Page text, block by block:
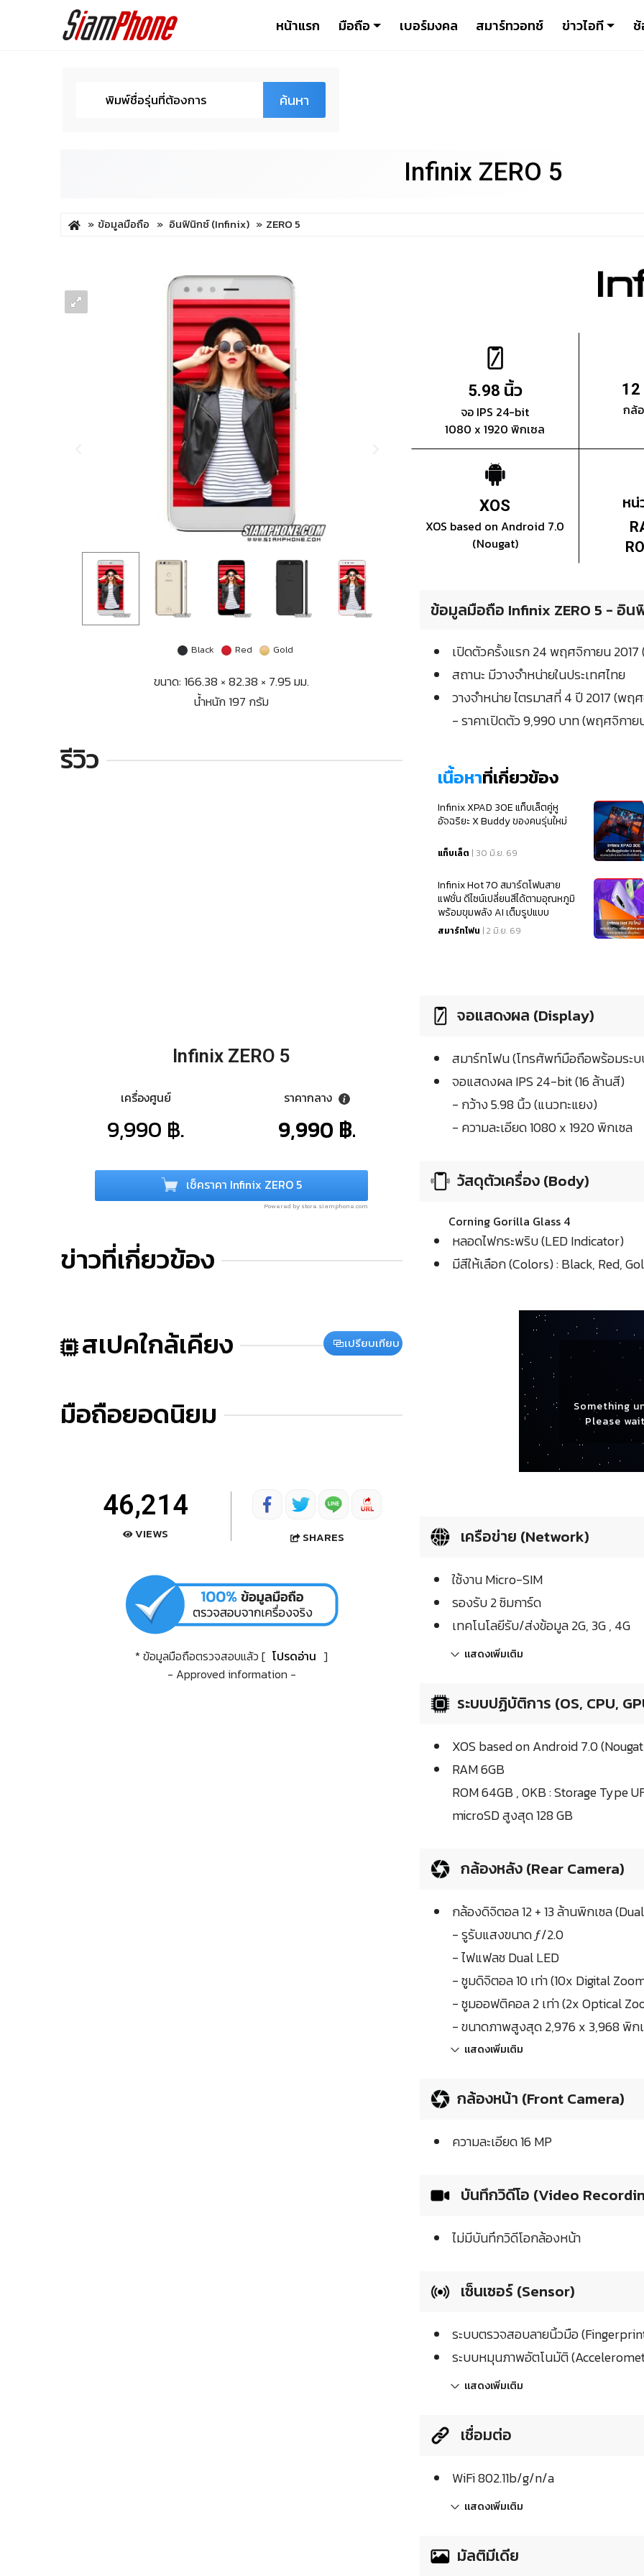
หน้าแรก มือถือ เบอร์มงคล สมาร์ทวอทช์ ข่าวไอที
ค้นหา
Infinix ZERO 5
ข้อมูลมือถือ อินฟินิกซ์ (Infinix) ZERO 5
Black Red Gold
ขนาด: 166.38 × 82.38 × 7.95 มม.
น้ำหนัก 197 กรัม
รีวิว
Infinix ZERO 5
เครื่องศูนย์
9,990 ฿.
ราคากลาง
9,990 ฿.
เช็คราคา Infinix ZERO 5
Powered by store.siamphone.com
ข่าวที่เกี่ยวข้อง
สเปคใกล้เคียง เปรียบเทียบ
มือถือยอดนิยม
46,214
VIEWS SHARES
* ข้อมูลมือถือตรวจสอบแล้ว [ โปรดอ่าน ]
- Approved information -
5.98 นิ้ว
จอ IPS 24-bit
1080 x 1920 พิกเซล
12
กล้
XOS
XOS based on Android 7.0
(Nougat)
หน่
ข้อมูลมือถือ Infinix ZERO 5 - อิน
เปิดตัวครั้งแรก 24 พฤศจิกายน 2017
สถานะ มีวางจำหน่ายในประเทศไทย
วางจำหน่าย ไตรมาสที่ 4 ปี 2017 (พฤ
- ราคาเปิดตัว 9,990 บาท (พฤศจิกาย
เนื้อหาที่เกี่ยวข้อง
Infinix XPAD 30E แท็บเล็ตคู่หู
อัจฉริยะ X Buddy ของคนรุ่นใหม่
แท็บเล็ต | 30 มิ.ย. 69
Infinix Hot 70 สมาร์ตโฟนสาย
แฟชั่น ดีไซน์เปลี่ยนสีได้ตามอุณหภูมิ
พร้อมขุมพลัง AI เต็มรูปแบบ
สมาร์ทโฟน | 2 มิ.ย. 69
จอแสดงผล (Display)
สมาร์ทโฟน (โทรศัพท์มือถือพร้อมระ
จอแสดงผล IPS 24-bit (16 ล้านสี)
- กว้าง 5.98 นิ้ว (แนวทะแยง)
- ความละเอียด 1080 x 1920 พิกเซล
วัสดุตัวเครื่อง (Body)
Corning Gorilla Glass 4
หลอดไฟกระพริบ (LED Indicator)
มีสีให้เลือก (Colors) : Black, Red,
Something
Please
เครือข่าย (Network)
ใช้งาน Micro-SIM
รองรับ 2 ซิมการ์ด
เทคโนโลยีรับ/ส่งข้อมูล 2G, 3G , 4G
แสดงเพิ่มเติม
ระบบปฏิบัติการ (OS, CPU,
XOS based on Android 7.0
RAM 6GB
ROM 64GB , 0KB : Storage Type
microSD สูงสุด 128 GB
กล้องหลัง (Rear Camera)
กล้องดิจิตอล 12 + 13 ล้านพิกเซล
- รูรับแสงขนาด ƒ/2.0
- ไฟแฟลช Dual LED
- ซูมดิจิตอล 10 เท่า (10x Digital
- ซูมออฟติคอล 2 เท่า (2x Optical
- ขนาดภาพสูงสุด 2,976 x 3,968 พิก
แสดงเพิ่มเติม
กล้องหน้า (Front Camera)
ความละเอียด 16 MP
บันทึกวิดีโอ (Video
ไม่มีบันทึกวิดีโอกล้องหน้า
เซ็นเซอร์ (Sensor)
ระบบตรวจสอบลายนิ้วมือ
ระบบหมุนภาพอัตโนมัติ
แสดงเพิ่มเติม
เชื่อมต่อ
WiFi 802.11b/g/n/a
แสดงเพิ่มเติม
มัลติมีเดีย